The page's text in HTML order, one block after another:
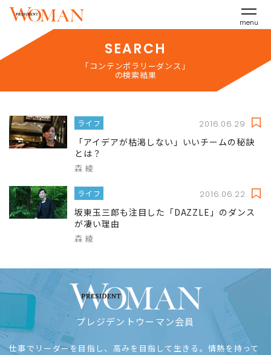
menu
SEARCH
「コンテンポラリーダンス」
の検索結果
ライフ 2016.06.29
「アイデアが枯渇しない」いいチームの秘訣
とは？
森 綾
ライフ 2016.06.22
坂東玉三郎も注目した「DAZZLE」のダンス
が凄い理由
森 綾
プレジデントウーマン会員
仕事でリーダーを目指し、高みを目指して生きる。情熱を持って